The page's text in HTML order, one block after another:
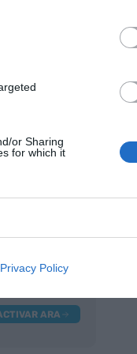
or Sharing
for which it
Privacy Policy
la
es
artificial, la
temps,
ARA